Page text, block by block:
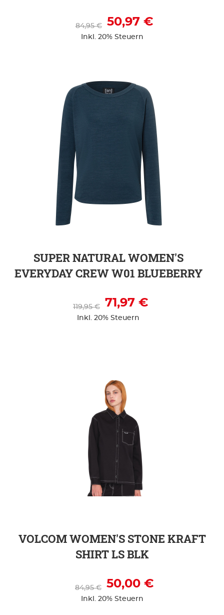
50,97 €
84,95 €
Inkl. 20% Steuern
SUPER NATURAL WOMEN'S
EVERYDAY CREW W01 BLUEBERRY
71,97 €
119,95 €
Inkl. 20% Steuern
ZUR DETAILSEITE
VOLCOM WOMEN'S STONE KRAFT
SHIRT LS BLK
50,00 €
84,95 €
Inkl. 20% Steuern
ZUR DETAILSEITE